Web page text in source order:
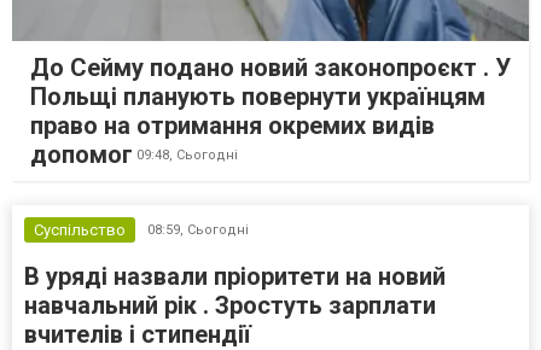
До Сейму подано новий законопроєкт . У
Польщі планують повернути українцям
право на отримання окремих видів
допомог 09:48, Сьогодні
Суспільство 08:59, Сьогодні
В уряді назвали пріоритети на новий
навчальний рік . Зростуть зарплати
вчителів і стипендії